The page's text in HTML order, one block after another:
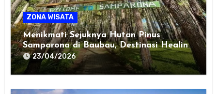
ZONA WISATA
Menikmati Sejuknya Hutan Pinus
Samparona di Baubau, Destinasi Healing
Favorit!
23/04/2026